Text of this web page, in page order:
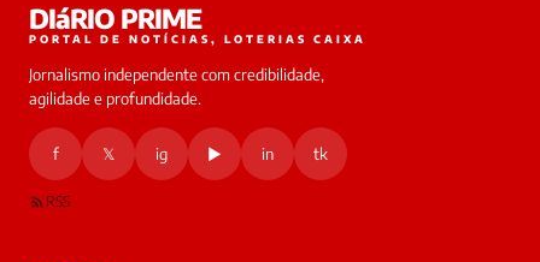
DIáRIO PRIME
PORTAL DE NOTÍCIAS, LOTERIAS CAIXA
Jornalismo independente com credibilidade,
agilidade e profundidade.
f 𝕏 ig ▶ in tk
RSS